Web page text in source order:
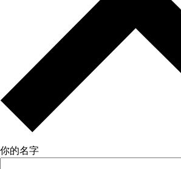
你的名字